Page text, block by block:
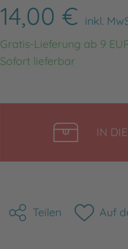
14,00 € inkl.
Gratis-Lieferung ab 9
Sofort lieferbar
IN
Teilen Auf